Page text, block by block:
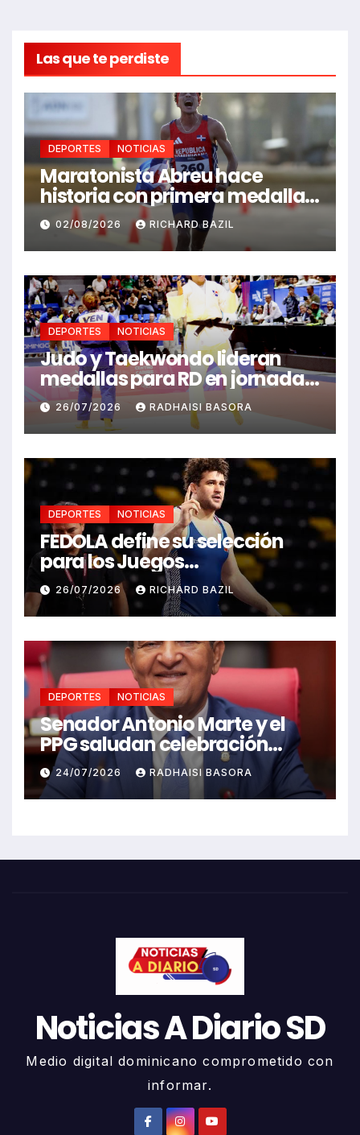
Las que te perdiste
DEPORTES NOTICIAS
Maratonista Abreu hace
historia con primera medalla
en Juegos Santo Domingo
2026
02/08/2026 RICHARD BAZIL
DEPORTES NOTICIAS
Judo y Taekwondo lideran
medallas para RD en jornada
de Juego Santo Domingo 2026
26/07/2026 RADHAISI BASORA
DEPORTES NOTICIAS
FEDOLA define su selección
para los Juegos
Centroamericanos y del
Caribe Santo Domingo 2026
26/07/2026 RICHARD BAZIL
DEPORTES NOTICIAS
Senador Antonio Marte y el
PPG saludan celebración
Juegos Centroamericanos
24/07/2026 RADHAISI BASORA
Noticias A Diario SD
Medio digital dominicano comprometido con
informar.